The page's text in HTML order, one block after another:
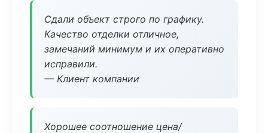
Сдали объект строго по графику.
Качество отделки отличное,
замечаний минимум и их оперативно
исправили.
— Клиент компании
Хорошее соотношение цена/